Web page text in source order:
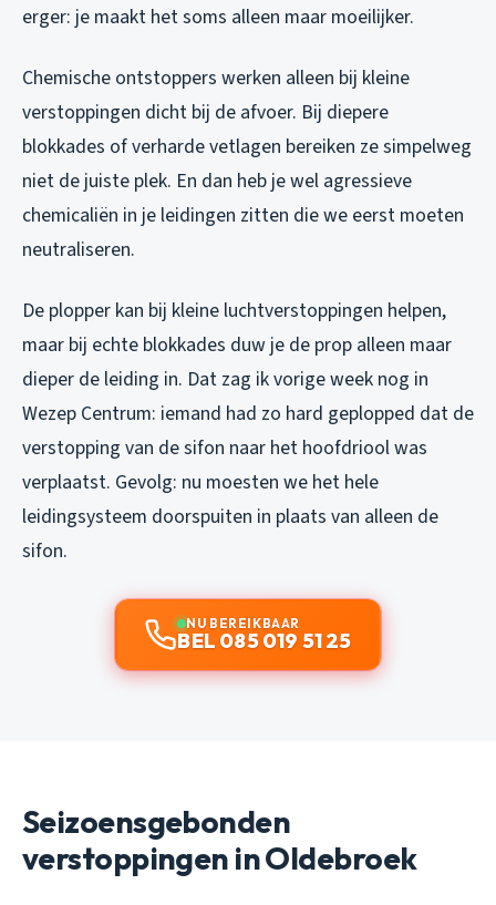
erger: je maakt het soms alleen maar moeilijker.
Chemische ontstoppers werken alleen bij kleine
verstoppingen dicht bij de afvoer. Bij diepere
blokkades of verharde vetlagen bereiken ze simpelweg
niet de juiste plek. En dan heb je wel agressieve
chemicaliën in je leidingen zitten die we eerst moeten
neutraliseren.
De plopper kan bij kleine luchtverstoppingen helpen,
maar bij echte blokkades duw je de prop alleen maar
dieper de leiding in. Dat zag ik vorige week nog in
Wezep Centrum: iemand had zo hard geplopped dat de
verstopping van de sifon naar het hoofdriool was
verplaatst. Gevolg: nu moesten we het hele
leidingsysteem doorspuiten in plaats van alleen de
sifon.
NU BEREIKBAAR
BEL 085 019 51 25
Seizoensgebonden
verstoppingen in Oldebroek